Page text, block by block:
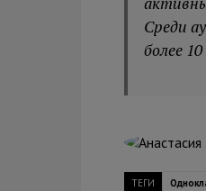
Среди
более
ТЕГИ